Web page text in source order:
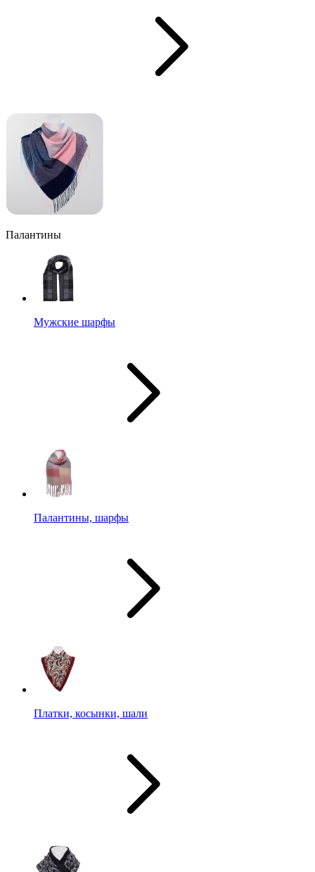
Палантины
Мужские шарфы
Палантины, шарфы
Платки, косынки, шали